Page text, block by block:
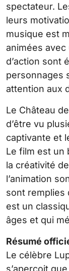
spectateur.
leurs
musique est
animées
d’action sont
personnages
attention aux
Le Château
d’être vu
captivante et
Le film est un
la créativité
l’animation
sont remplies
est un
âges et qui
Résumé
Le célèbre
s’aperçoit